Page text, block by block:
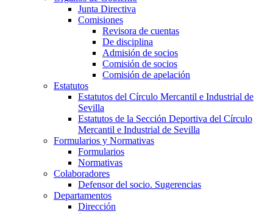
Junta Directiva
Comisiones
Revisora de cuentas
De disciplina
Admisión de socios
Comisión de socios
Comisión de apelación
Estatutos
Estatutos del Círculo Mercantil e Industrial de
Sevilla
Estatutos de la Sección Deportiva del Círculo
Mercantil e Industrial de Sevilla
Formularios y Normativas
Formularios
Normativas
Colaboradores
Defensor del socio. Sugerencias
Departamentos
Dirección